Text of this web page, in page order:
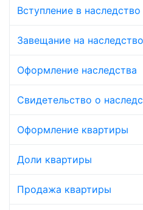
Вступление в наследство
Завещание на наследство
Оформление наследства
Свидетельство о
Оформление квартиры
Доли квартиры
Продажа квартиры